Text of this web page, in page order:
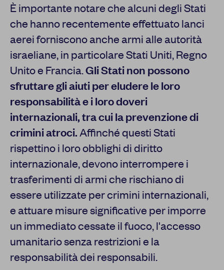
È importante notare che alcuni degli Stati
che hanno recentemente effettuato lanci
aerei forniscono anche armi alle autorità
israeliane, in particolare Stati Uniti, Regno
Unito e Francia.Gli Stati non possono
sfruttare gli aiuti per eludere le loro
responsabilità e i loro doveri
internazionali, tra cui la prevenzione di
crimini atroci.Affinché questi Stati
rispettino i loro obblighi di diritto
internazionale, devono interrompere i
trasferimenti di armi che rischiano di
essere utilizzate per crimini internazionali,
e attuare misure significative per imporre
un immediato cessate il fuoco, l'accesso
umanitario senza restrizioni e la
responsabilità dei responsabili.